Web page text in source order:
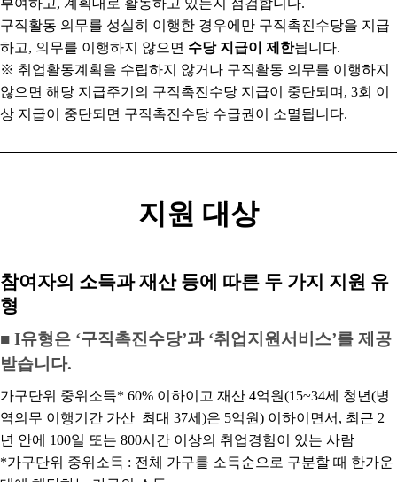
부여하고, 계획대로 활동하고 있는지 점검합니다.
구직활동 의무를 성실히 이행한 경우에만 구직촉진수당을 지급
하고, 의무를 이행하지 않으면 수당 지급이 제한됩니다.
※ 취업활동계획을 수립하지 않거나 구직활동 의무를 이행하지
않으면 해당 지급주기의 구직촉진수당 지급이 중단되며, 3회 이
상 지급이 중단되면 구직촉진수당 수급권이 소멸됩니다.
지원 대상
참여자의 소득과 재산 등에 따른 두 가지 지원 유
형
■ I유형은 ‘구직촉진수당’과 ‘취업지원서비스’를 제공
받습니다.
가구단위 중위소득* 60% 이하이고 재산 4억원(15~34세 청년(병
역의무 이행기간 가산_최대 37세)은 5억원) 이하이면서, 최근 2
년 안에 100일 또는 800시간 이상의 취업경험이 있는 사람
*가구단위 중위소득 : 전체 가구를 소득순으로 구분할 때 한가운